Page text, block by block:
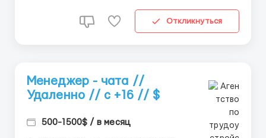
Откликнуться
Менеджер - чата //
Удаленно // с +16 // $
500-1500$ / в месяц